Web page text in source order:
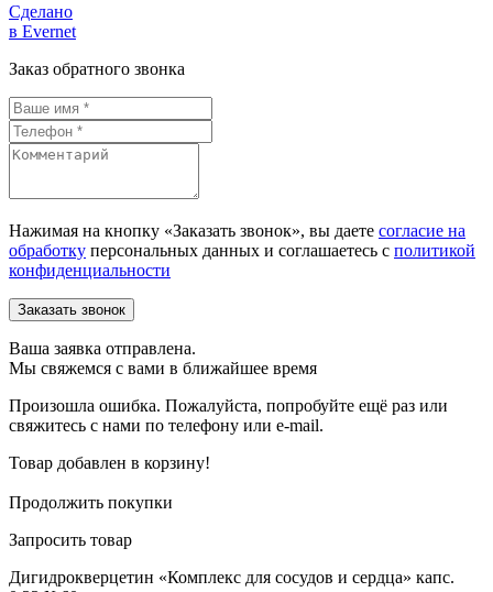
Сделано
в Evernet
Заказ обратного звонка
Нажимая на кнопку «Заказать звонок», вы даете согласие на
обработку персональных данных и соглашаетесь c политикой
конфиденциальности
Ваша заявка отправлена.
Мы свяжемся с вами в ближайшее время
Произошла ошибка. Пожалуйста, попробуйте ещё раз или
свяжитесь с нами по телефону или e-mail.
Товар добавлен в корзину!
Продолжить покупки
Запросить товар
Дигидрокверцетин «Комплекс для сосудов и сердца» капс.